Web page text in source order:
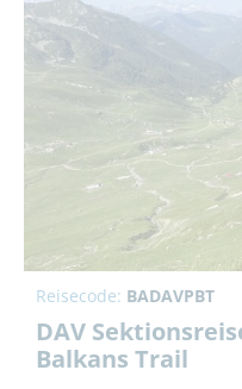
Reisecode: BADAVPBT
DAV
Balkans Trail